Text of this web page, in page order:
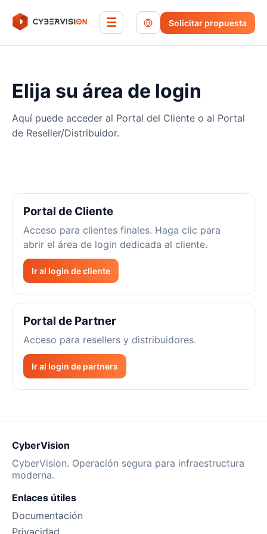
☰ Solicitar propuesta
Elija su área de login
Aquí puede acceder al Portal del Cliente o al Portal
de Reseller/Distribuidor.
Portal de Cliente
Acceso para clientes finales. Haga clic para
abrir el área de login dedicada al cliente.
Ir al login de cliente
Portal de Partner
Acceso para resellers y distribuidores.
Ir al login de partners
CyberVision
CyberVision. Operación segura para infraestructura
moderna.
Enlaces útiles
Documentación
Privacidad